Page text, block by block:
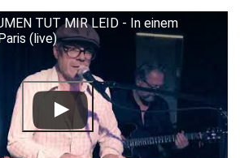
TUT MIR LEID - In einem
(live)